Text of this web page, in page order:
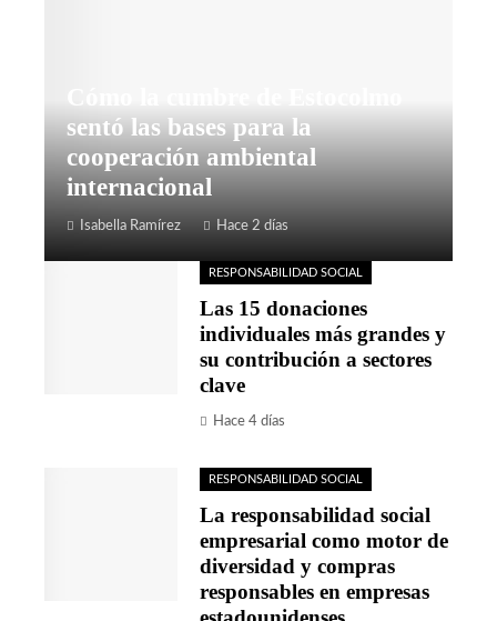
sentó las bases para la
cooperación ambiental
internacional
Isabella Ramírez Hace 2 días
RESPONSABILIDAD SOCIAL
Las 15 donaciones
individuales más grandes y
su contribución a sectores
clave
Hace 4 días
RESPONSABILIDAD SOCIAL
La responsabilidad social
empresarial como motor de
diversidad y compras
responsables en empresas